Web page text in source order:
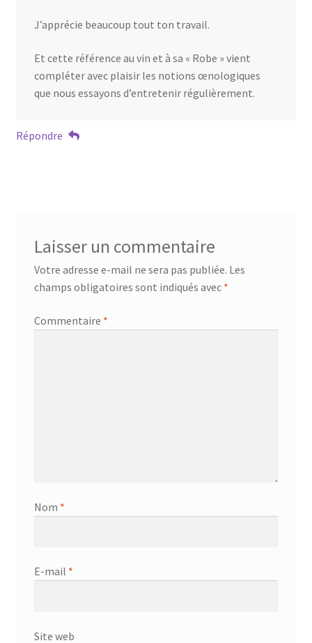
J’apprécie beaucoup tout ton travail.
Et cette référence au vin et à sa « Robe » vient
compléter avec plaisir les notions œnologiques
que nous essayons d’entretenir régulièrement.
Répondre
Laisser un commentaire
Votre adresse e-mail ne sera pas publiée. Les
champs obligatoires sont indiqués avec *
Commentaire *
Nom *
E-mail *
Site web